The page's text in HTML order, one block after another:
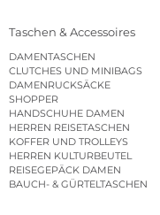
Taschen & Accessoires
DAMENTASCHEN
CLUTCHES UND MINIBAGS
DAMENRUCKSÄCKE
SHOPPER
HANDSCHUHE DAMEN
HERREN REISETASCHEN
KOFFER UND TROLLEYS
HERREN KULTURBEUTEL
REISEGEPÄCK DAMEN
BAUCH- & GÜRTELTASCHEN